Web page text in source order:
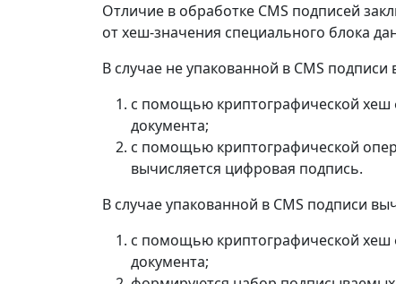
Отличие в обработке CMS подписей
от хеш-значения специального блока
В случае не упакованной в CMS
с помощью криптографической хеш
документа;
с помощью криптографической
вычисляется цифровая подпись.
В случае упакованной в CMS подписи
с помощью криптографической хеш
документа;